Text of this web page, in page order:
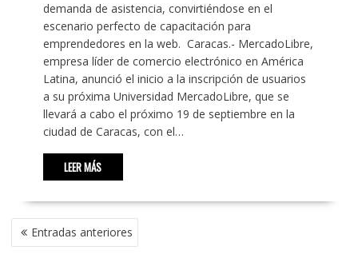
demanda de asistencia, convirtiéndose en el
escenario perfecto de capacitación para
emprendedores en la web. Caracas.- MercadoLibre,
empresa líder de comercio electrónico en América
Latina, anunció el inicio a la inscripción de usuarios
a su próxima Universidad MercadoLibre, que se
llevará a cabo el próximo 19 de septiembre en la
ciudad de Caracas, con el…
LEER MÁS
NAVEGACIÓN
DE Entradas anteriores